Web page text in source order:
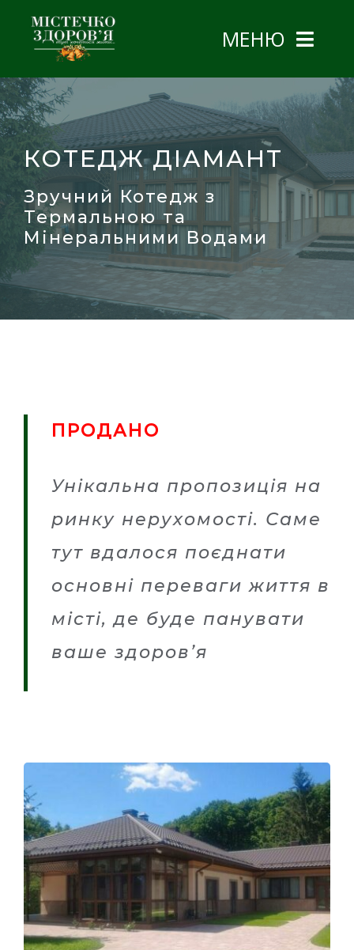
МЕНЮ
ГОЛОВНА
ЗЕМЕЛЬНІ ДІЛЯНКИ
КОТЕДЖІ
СМАРАГД
ЩАСЛИВИЙ
АКВАМАРИН
ЕЛІТНИЙ
КОНТАКТИ
0800 Показати номер
UA
КОТЕДЖ ДІАМАНТ
Зручний Котедж з
Термальною та
Мінеральними Водами
ПРОДАНО
Унікальна пропозиція на
ринку нерухомості. Саме
тут вдалося поєднати
основні переваги життя в
місті, де буде панувати
ваше здоров’я